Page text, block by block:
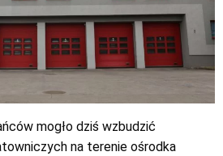
mogło dziś wzbudzić
na terenie ośrodka